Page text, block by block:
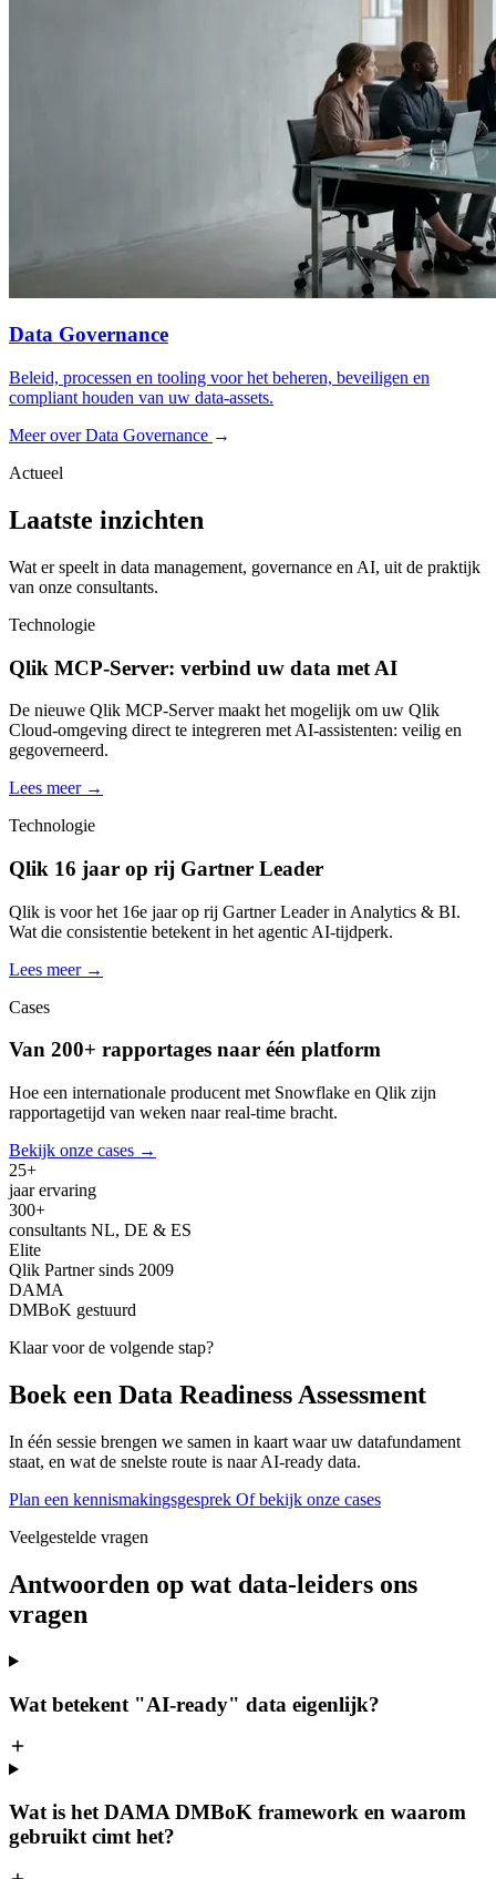
Data Governance
Beleid, processen en tooling voor het beheren, beveiligen en
compliant houden van uw data-assets.
Meer over Data Governance →
Actueel
Laatste inzichten
Wat er speelt in data management, governance en AI, uit de praktijk
van onze consultants.
Technologie
Qlik MCP-Server: verbind uw data met AI
De nieuwe Qlik MCP-Server maakt het mogelijk om uw Qlik
Cloud-omgeving direct te integreren met AI-assistenten: veilig en
gegoverneerd.
Lees meer →
Technologie
Qlik 16 jaar op rij Gartner Leader
Qlik is voor het 16e jaar op rij Gartner Leader in Analytics & BI.
Wat die consistentie betekent in het agentic AI-tijdperk.
Lees meer →
Cases
Van 200+ rapportages naar één platform
Hoe een internationale producent met Snowflake en Qlik zijn
rapportagetijd van weken naar real-time bracht.
Bekijk onze cases →
25+
jaar ervaring
300+
consultants NL, DE & ES
Elite
Qlik Partner sinds 2009
DAMA
DMBoK gestuurd
Klaar voor de volgende stap?
Boek een Data Readiness Assessment
In één sessie brengen we samen in kaart waar uw datafundament
staat, en wat de snelste route is naar AI-ready data.
Plan een kennismakingsgesprek Of bekijk onze cases
Veelgestelde vragen
Antwoorden op wat data-leiders ons
vragen
Wat betekent "AI-ready" data eigenlijk?
Wat is het DAMA DMBoK framework en waarom
gebruikt cimt het?